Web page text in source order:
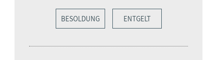
BESOLDUNG ENTGELT